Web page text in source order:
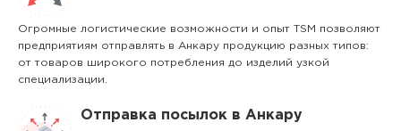
Огромные логистические возможности и опыт TSM позволяют
предприятиям отправлять в Анкару продукцию разных типов:
от товаров широкого потребления до изделий узкой
специализации.
Отправка посылок в Анкару